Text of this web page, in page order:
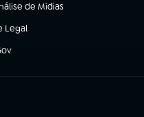
de Mídias
Legal
aba)
nova aba)